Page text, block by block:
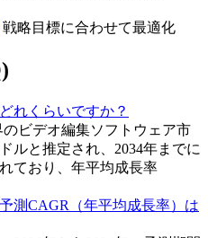
戦略目標に合わせて最適化
れくらいですか？
のビデオ編集ソフトウェア市
ルと推定され、2034年までに
ており、年平均成長率
測CAGR（年平均成長率）は